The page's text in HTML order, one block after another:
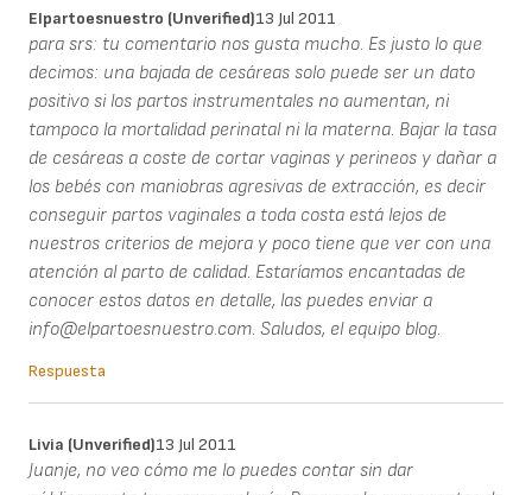
Elpartoesnuestro (unverified)13 Jul 2011
para srs: tu comentario nos gusta mucho. Es justo lo que
decimos: una bajada de cesáreas solo puede ser un dato
positivo si los partos instrumentales no aumentan, ni
tampoco la mortalidad perinatal ni la materna. Bajar la tasa
de cesáreas a coste de cortar vaginas y perineos y dañar a
los bebés con maniobras agresivas de extracción, es decir
conseguir partos vaginales a toda costa está lejos de
nuestros criterios de mejora y poco tiene que ver con una
atención al parto de calidad. Estaríamos encantadas de
conocer estos datos en detalle, las puedes enviar a
info@elpartoesnuestro.com. Saludos, el equipo blog.
Respuesta
Livia (unverified)13 Jul 2011
Juanje, no veo cómo me lo puedes contar sin dar